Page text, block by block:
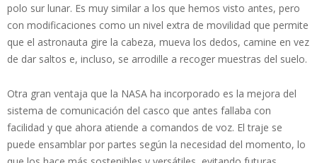
polo sur lunar. Es muy similar a los que hemos visto antes, pero
con modificaciones como un nivel extra de movilidad que permite
que el astronauta gire la cabeza, mueva los dedos, camine en vez
de dar saltos e, incluso, se arrodille a recoger muestras del suelo.
Otra gran ventaja que la NASA ha incorporado es la mejora del
sistema de comunicación del casco que antes fallaba con
facilidad y que ahora atiende a comandos de voz. El traje se
puede ensamblar por partes según la necesidad del momento, lo